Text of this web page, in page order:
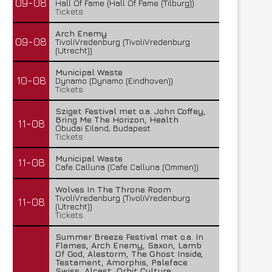
09-08
Hall Of Fame (Hall Of Fame (Tilburg))
Tickets
09-08
Arch Enemy
TivoliVredenburg (TivoliVredenburg
(Utrecht))
10-08
Municipal Waste
Dynamo (Dynamo (Eindhoven))
Tickets
11-08
Sziget Festival met o.a. John Coffey,
Bring Me The Horizon, Health
Óbudai Eiland, Budapest
Tickets
11-08
Municipal Waste
Cafe Calluna (Cafe Calluna (Ommen))
11-08
Wolves In The Throne Room
TivoliVredenburg (TivoliVredenburg
(Utrecht))
Tickets
Summer Breeze Festival met o.a. In
Flames, Arch Enemy, Saxon, Lamb
Of God, Alestorm, The Ghost Inside,
Testament, Amorphis, Paleface